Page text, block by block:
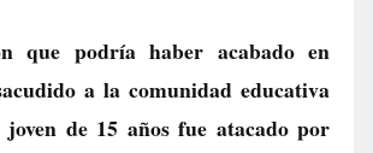
que podría haber acabado en
a la comunidad educativa
de 15 años fue atacado por